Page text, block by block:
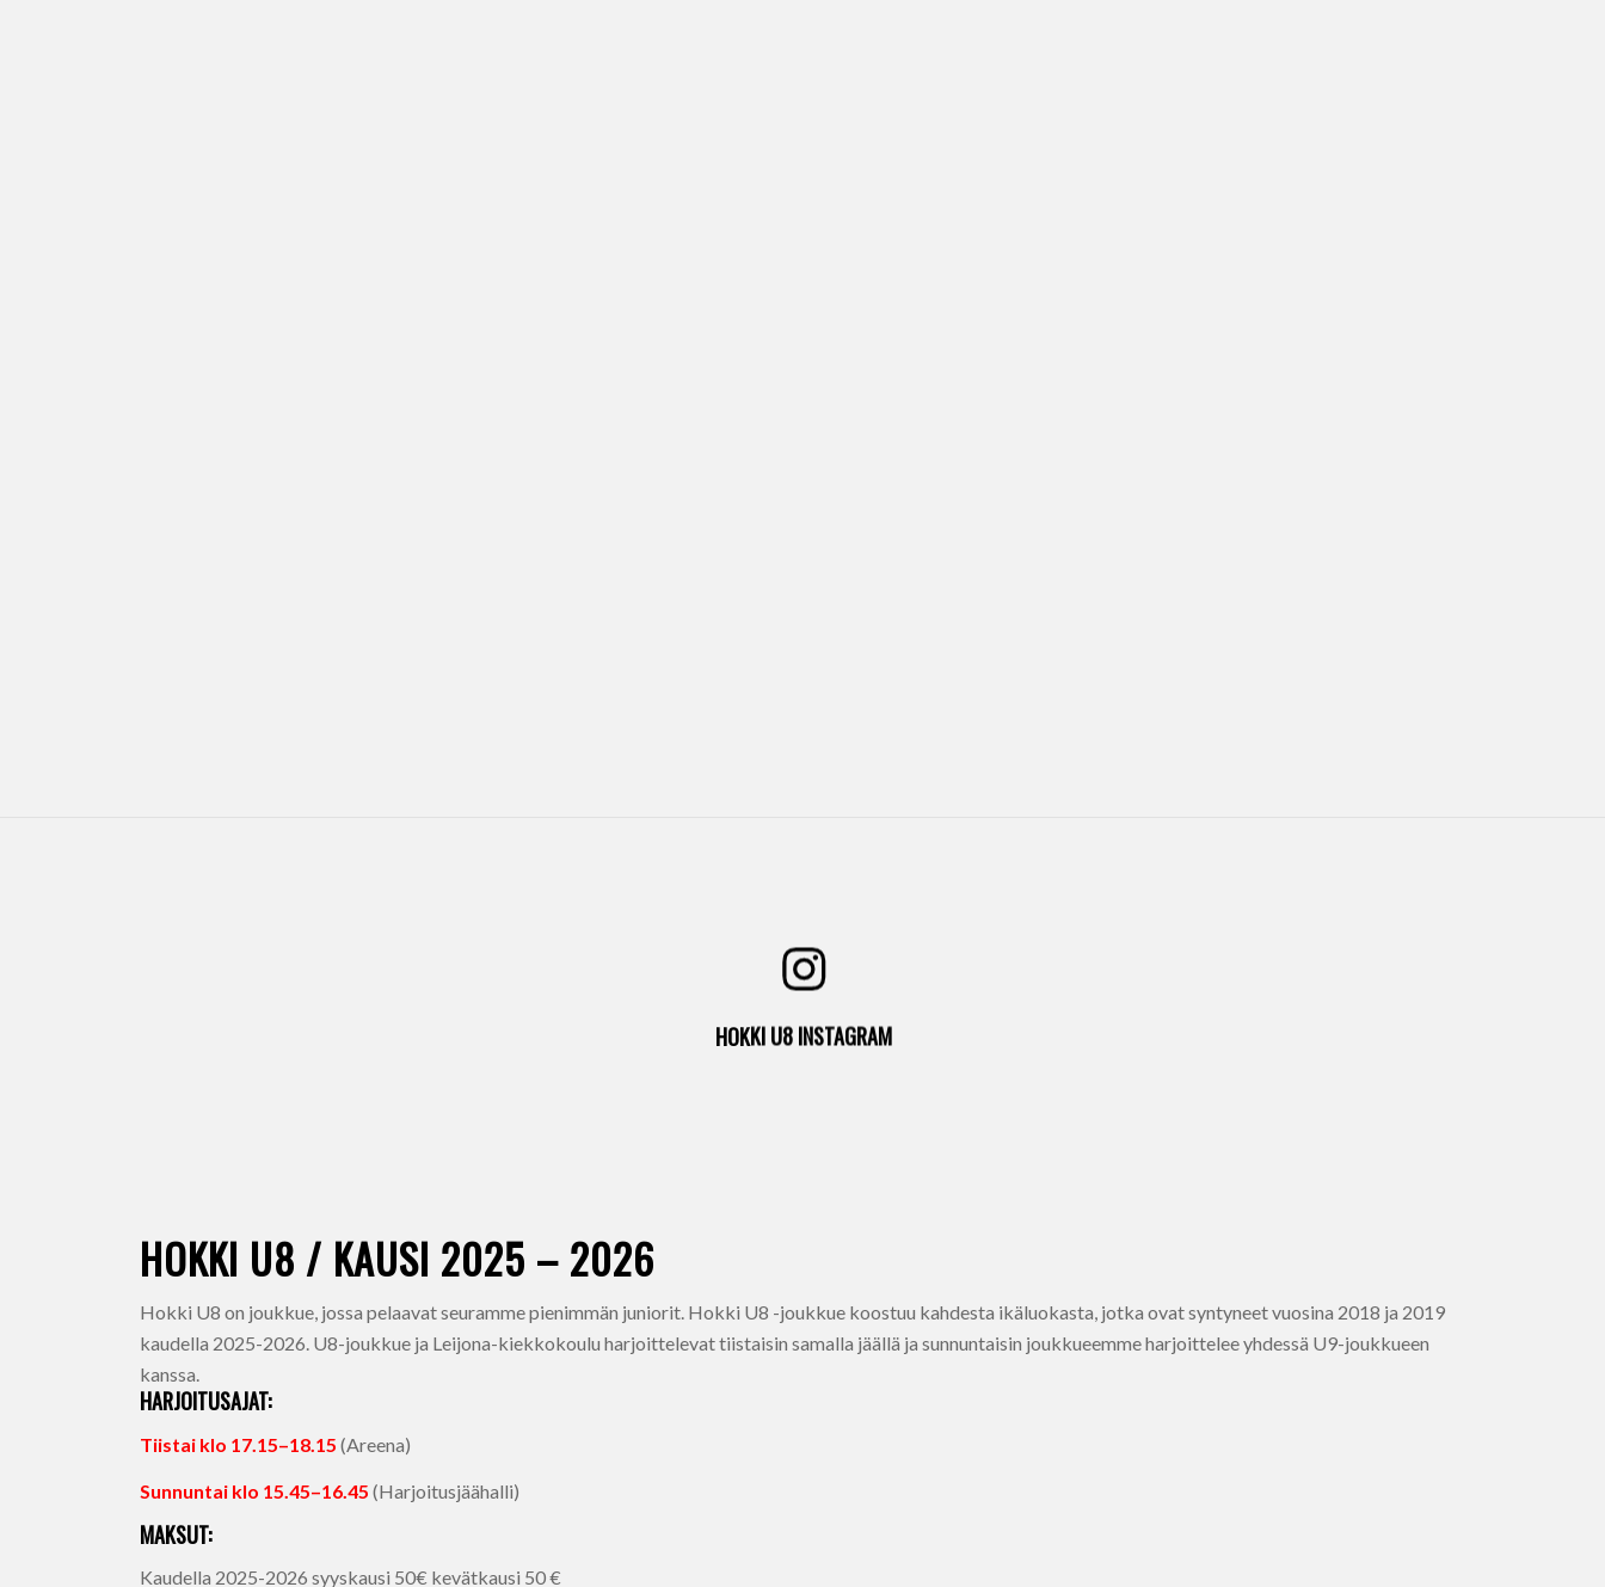
HOKKI U8 INSTAGRAM
Seuraa meitä
HOKKI U8 / KAUSI 2025 – 2026
Hokki U8 on joukkue, jossa pelaavat seuramme pienimmän juniorit. Hokki U8 -joukkue koostuu kahdesta ikäluokasta, jotka ovat syntyneet vuosina 2018 ja 2019
kaudella 2025-2026. U8-joukkue ja Leijona-kiekkokoulu harjoittelevat tiistaisin samalla jäällä ja sunnuntaisin joukkueemme harjoittelee yhdessä U9-joukkueen
kanssa.
HARJOITUSAJAT:
Tiistai klo 17.15–18.15 (Areena)
Sunnuntai klo 15.45–16.45 (Harjoitusjäähalli)
MAKSUT:
Kaudella 2025-2026 syyskausi 50€ kevätkausi 50 €